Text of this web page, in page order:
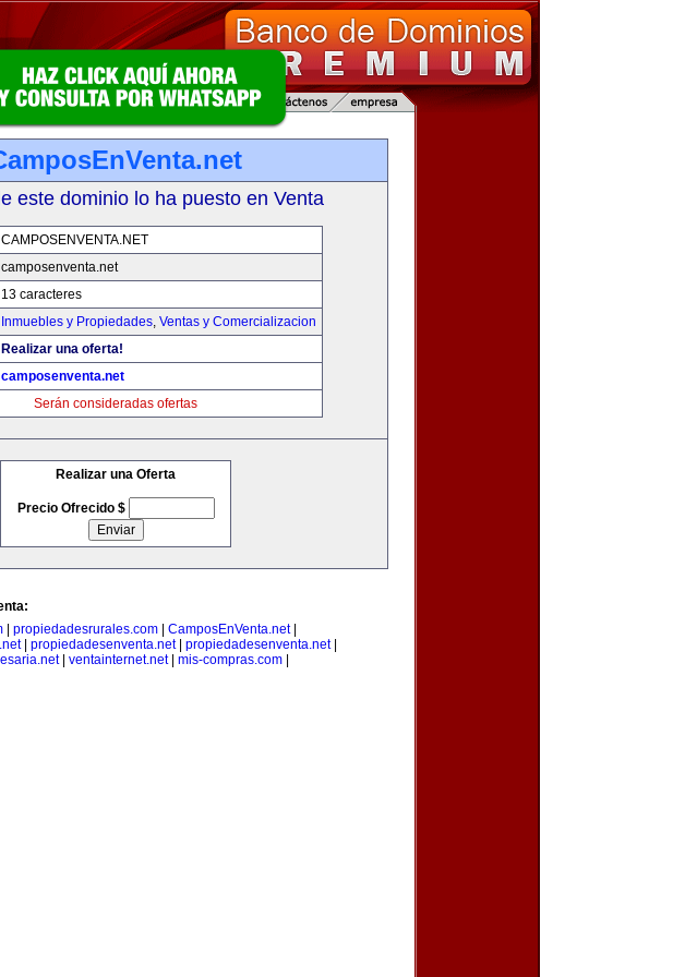
este dominio lo ha puesto en Venta
CAMPOSENVENTA.NET
camposenventa.net
13 caracteres
Inmuebles y Propiedades, Ventas y Comercializacion
Realizar una oferta!
camposenventa.net
Serán consideradas ofertas
Realizar una Oferta
Precio Ofrecido $
propiedadesrurales.com CamposEnVenta.net
propiedadesenventa.net propiedadesenventa.net|
| ventainternet.net| mis-compras.com|